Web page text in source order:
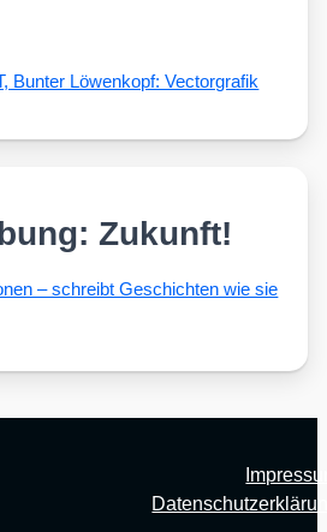
Zukunft!
– schreibt Geschich­ten wie sie